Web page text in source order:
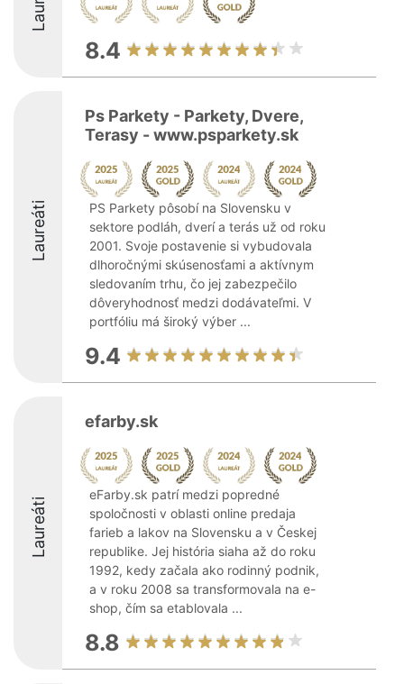
8.4
Laureáti
Ps Parkety - Parkety, Dvere,
Terasy - www.psparkety.sk
PS Parkety pôsobí na Slovensku v
sektore podláh, dverí a terás už od roku
2001. Svoje postavenie si vybudovala
dlhoročnými skúsenosťami a aktívnym
sledovaním trhu, čo jej zabezpečilo
dôveryhodnosť medzi dodávateľmi. V
portfóliu má široký výber ...
9.4
Laureáti
efarby.sk
eFarby.sk patrí medzi popredné
spoločnosti v oblasti online predaja
farieb a lakov na Slovensku a v Českej
republike. Jej história siaha až do roku
1992, kedy začala ako rodinný podnik,
a v roku 2008 sa transformovala na e-
shop, čím sa etablovala ...
8.8